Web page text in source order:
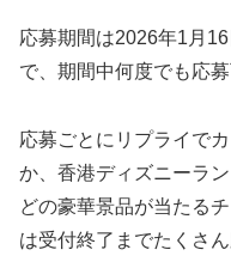
応募期間は2026年1月
で、期間中何度でも応
応募ごとにリプライで
か、香港ディズニーラ
どの豪華景品が当たる
は受付終了までたくさ